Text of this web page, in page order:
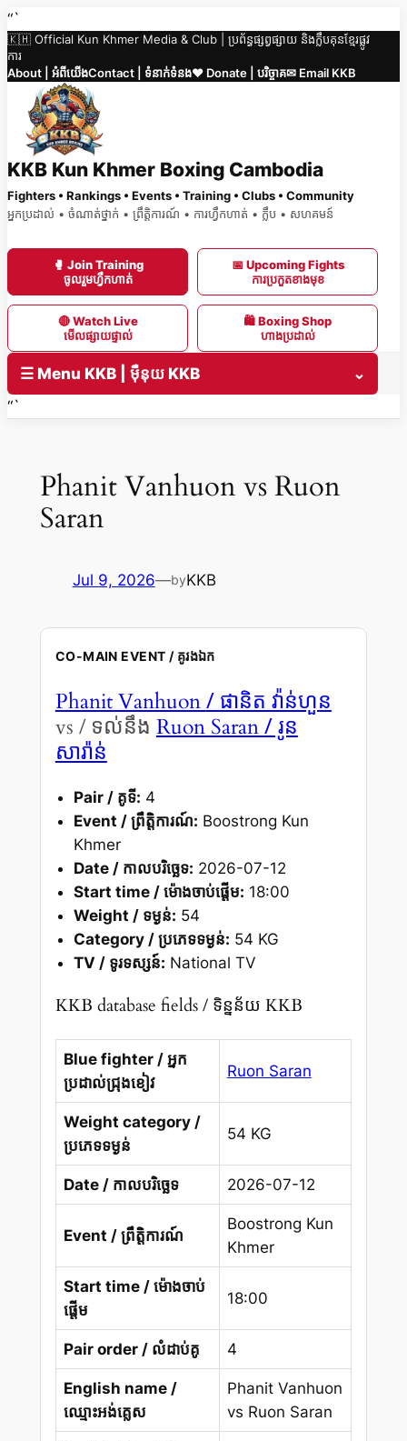
Skip
to
content
“`
🇰🇭 Official Kun Khmer Media & Club | ប្រព័ន្ធផ្សព្វផ្សាយ និងក្លឹបគុនខ្មែរផ្លូវ
ការ
About | អំពីយើងContact | ទំនាក់ទំនង❤️ Donate | បរិច្ចាគ✉ Email KKB
KKB Kun Khmer Boxing Cambodia
Fighters • Rankings • Events • Training • Clubs • Community
អ្នកប្រដាល់ • ចំណាត់ថ្នាក់ • ព្រឹត្តិការណ៍ • ការហ្វឹកហាត់ • ក្លឹប • សហគមន៍
🥊 Join Training
ចូលរួមហ្វឹកហាត់
📅 Upcoming Fights
ការប្រកួតខាងមុខ
🔴 Watch Live
មើលផ្សាយផ្ទាល់
🛍 Boxing Shop
ហាងប្រដាល់
☰ Menu KKB | ម៉ឺនុយ KKB
⌄
“`
Phanit Vanhuon vs Ruon
Saran
Jul 9, 2026—byKKB
CO-MAIN EVENT / គូរងឯក
Phanit Vanhuon/ ផានិត វ៉ាន់ហួន
vs / ទល់នឹង Ruon Saran/ រូន
សារ៉ាន់
Pair / គូទី: 4
Event / ព្រឹត្តិការណ៍: Boostrong Kun
Khmer
Date / កាលបរិច្ឆេទ: 2026-07-12
Start time / ម៉ោងចាប់ផ្តើម: 18:00
Weight / ទម្ងន់: 54
Category / ប្រភេទទម្ងន់: 54 KG
TV / ទូរទស្សន៍: National TV
KKB database fields / ទិន្នន័យ KKB
Blue fighter / អ្នក
ប្រដាល់ជ្រុងខៀវ
Ruon Saran
Weight category /
ប្រភេទទម្ងន់
54 KG
Date / កាលបរិច្ឆេទ 2026-07-12
Event / ព្រឹត្តិការណ៍
Boostrong Kun
Khmer
Start time / ម៉ោងចាប់
ផ្តើម
18:00
Pair order / លំដាប់គូ 4
English name /
ឈ្មោះអង់គ្លេស
Phanit Vanhuon
vs Ruon Saran